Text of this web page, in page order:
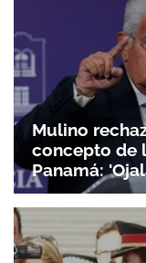
Mulino
concepto de
Panamá: